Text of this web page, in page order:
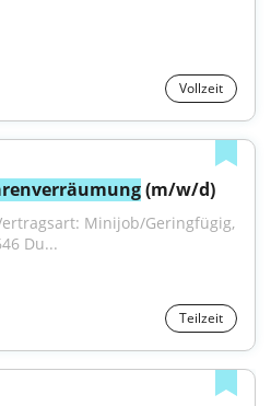
Vollzeit
(m/w/d)
Minijob/Geringfügig,
Du...
Teilzeit